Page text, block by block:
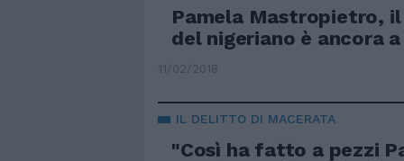
Pamela Mastropietro,
del nigeriano è ancora
11/02/2018
IL DELITTO DI MACERATA
"Così ha fatto a pezzi